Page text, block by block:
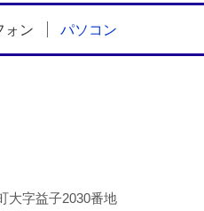
ォン パソコン
大字益子2030番地